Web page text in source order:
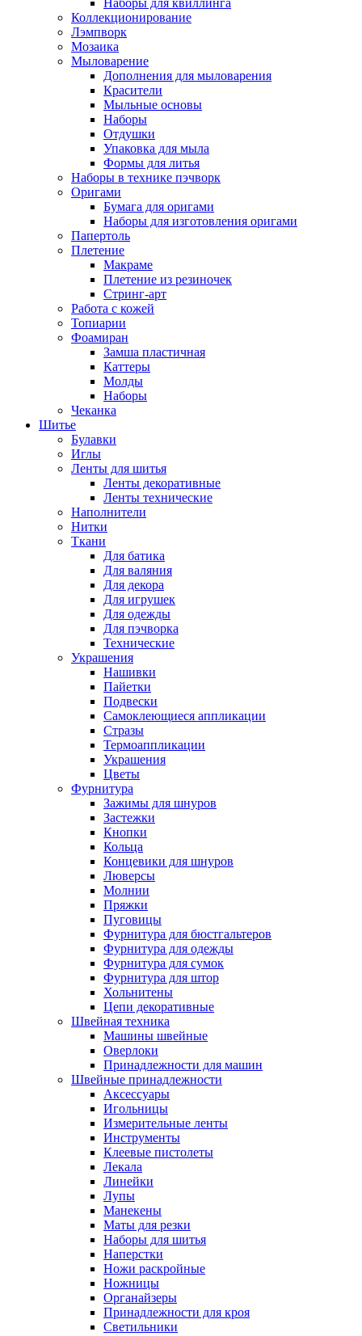
Наборы для квиллинга
Коллекционирование
Лэмпворк
Мозаика
Мыловарение
Дополнения для мыловарения
Красители
Мыльные основы
Наборы
Отдушки
Упаковка для мыла
Формы для литья
Наборы в технике пэчворк
Оригами
Бумага для оригами
Наборы для изготовления оригами
Папертоль
Плетение
Макраме
Плетение из резиночек
Стринг-арт
Работа с кожей
Топиарии
Фоамиран
Замша пластичная
Каттеры
Молды
Наборы
Чеканка
Шитье
Булавки
Иглы
Ленты для шитья
Ленты декоративные
Ленты технические
Наполнители
Нитки
Ткани
Для батика
Для валяния
Для декора
Для игрушек
Для одежды
Для пэчворка
Технические
Украшения
Нашивки
Пайетки
Подвески
Самоклеющиеся аппликации
Стразы
Термоаппликации
Украшения
Цветы
Фурнитура
Зажимы для шнуров
Застежки
Кнопки
Кольца
Концевики для шнуров
Люверсы
Молнии
Пряжки
Пуговицы
Фурнитура для бюстгальтеров
Фурнитура для одежды
Фурнитура для сумок
Фурнитура для штор
Хольнитены
Цепи декоративные
Швейная техника
Машины швейные
Оверлоки
Принадлежности для машин
Швейные принадлежности
Аксессуары
Игольницы
Измерительные ленты
Инструменты
Клеевые пистолеты
Лекала
Линейки
Лупы
Манекены
Маты для резки
Наборы для шитья
Наперстки
Ножи раскройные
Ножницы
Органайзеры
Принадлежности для кроя
Светильники